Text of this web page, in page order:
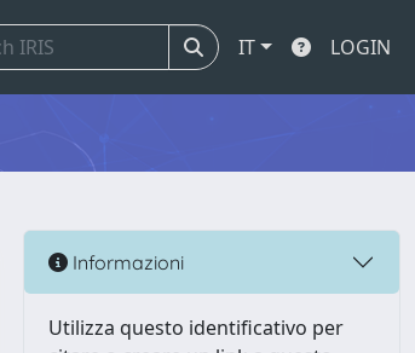
IT LOGIN
Informazioni
Utilizza questo identificativo per